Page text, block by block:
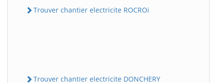
Trouver chantier electricite ROCROi
Trouver chantier electricite DONCHERY